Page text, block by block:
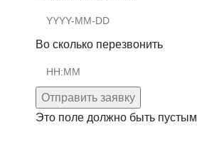
Во сколько перезвонить
Отправить заявку
Это поле должно быть пустым